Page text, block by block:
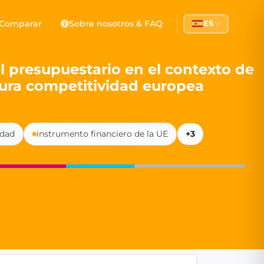
government transparency, and citizen
Sobre nosotros & FAQ ES
presupuestario en el contexto de
competitividad europea
instrumento financiero de la UE
+3